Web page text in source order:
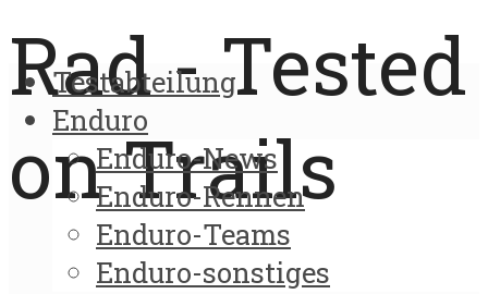
Rad - Tested
on Trails
Testabteilung
Enduro
Enduro-News
Enduro-Rennen
Enduro-Teams
Enduro-sonstiges